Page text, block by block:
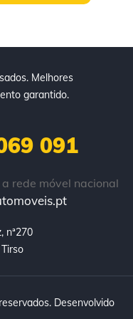
Melhores
garantido.
091
rede móvel nacional
nª270
Desenvolvido